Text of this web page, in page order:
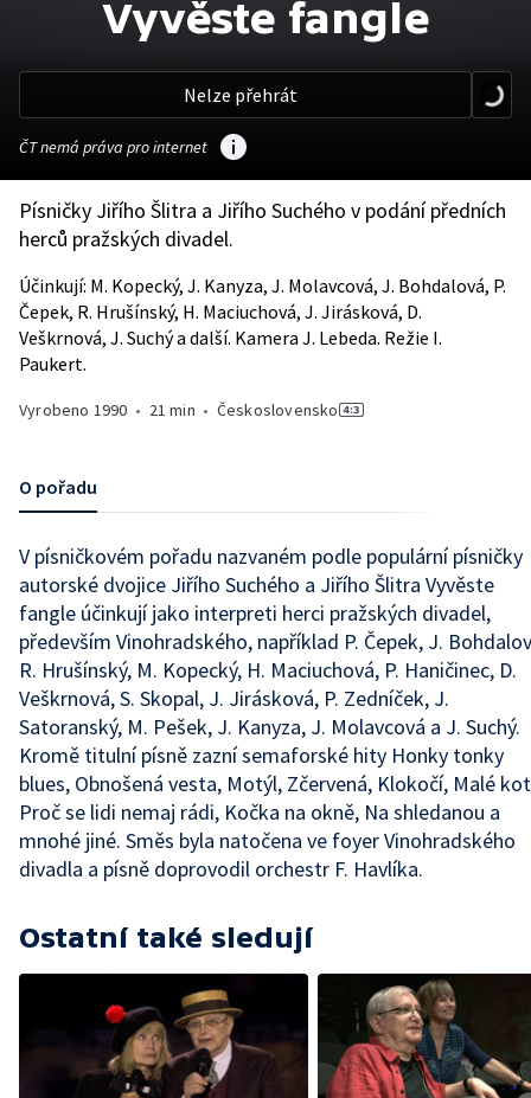
Vyvěste fangle
Nelze přehrát
ČT nemá práva pro internet
Písničky Jiřího Šlitra a Jiřího Suchého v podání předních
herců pražských divadel.
Účinkují: M. Kopecký, J. Kanyza, J. Molavcová, J. Bohdalová, P.
Čepek, R. Hrušínský, H. Maciuchová, J. Jirásková, D.
Veškrnová, J. Suchý a další. Kamera J. Lebeda. Režie I.
Paukert.
Vyrobeno 1990 • 21 min • Československo
O pořadu
V písničkovém pořadu nazvaném podle populární písničky
autorské dvojice Jiřího Suchého a Jiřího Šlitra Vyvěste
fangle účinkují jako interpreti herci pražských divadel,
především Vinohradského, například P. Čepek, J.
R. Hrušínský, M. Kopecký, H. Maciuchová, P. Haničinec, D.
Veškrnová, S. Skopal, J. Jirásková, P. Zedníček, J.
Satoranský, M. Pešek, J. Kanyza, J. Molavcová a J. Suchý.
Kromě titulní písně zazní semaforské hity Honky tonky
blues, Obnošená vesta, Motýl, Zčervená, Klokočí, Malé
Proč se lidi nemaj rádi, Kočka na okně, Na shledanou a
mnohé jiné. Směs byla natočena ve foyer Vinohradského
divadla a písně doprovodil orchestr F. Havlíka.
Ostatní také sledují